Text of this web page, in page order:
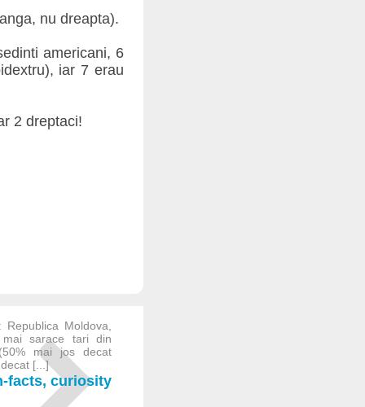
nu dreapta).
americani, 6
iar 7 erau
2 dreptaci!
Moldova,
mai sarace tari din
mai jos decat
[...]
facts, curiosity